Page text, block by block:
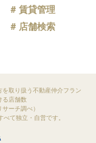
賃貸管理
店舗検索
取り扱う不動産仲介フラン
る店舗数
ーチ調べ）
て独立・自営です。